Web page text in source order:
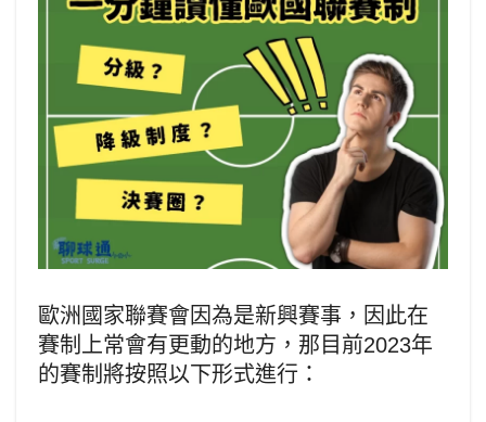
歐洲國家聯賽會因為是新興賽事，因此在
賽制上常會有更動的地方，那目前2023年
的賽制將按照以下形式進行：